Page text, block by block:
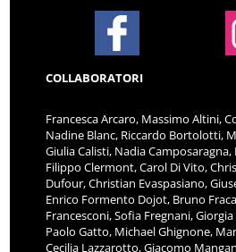
COLLABORATORI
Francesca Arcaro, Massimo Altini,
Nadine Blanc, Riccardo Bortolotti,
Giulia Calisti, Nadia Camposaragna,
Filippo Clermont, Carol Di Vito,
Dufour, Christian Evaspasiano,
Enrico Formento Dojot, Bruno
Francesconi, Sofia Fregnani,
Paolo Gatto, Michael Ghignone,
Cecilia Lazzarotto, Giacomo